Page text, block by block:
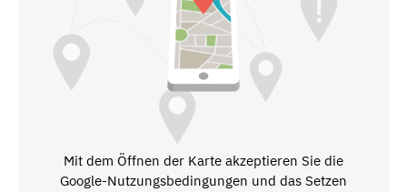
Mit dem Öffnen der Karte akzeptieren Sie die
Google-Nutzungsbedingungen und das Setzen